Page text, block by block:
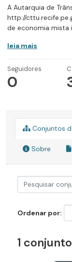
A Autarquia de
http://
de economia mista
leia mais
Seguidores
0
Conjuntos
Sobre
Ordenar por
1